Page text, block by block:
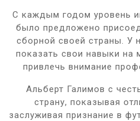
С каждым годом уровень
было предложено
сборной своей страны. У
показать свои навыки на
привлечь внимание
Альберт Галимов с
страну, показывая
заслуживая признание в